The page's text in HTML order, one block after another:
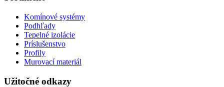
Komínové systémy
Podhľady
Tepelné izolácie
Príslušenstvo
Profily
Murovací materiál
Užitočné odkazy